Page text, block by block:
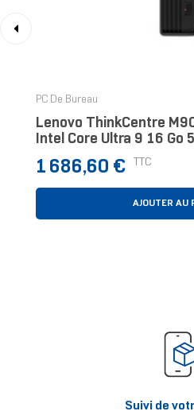
PC De Bureau
Lenovo ThinkCentre
Intel Core Ultra 9 16 Go
Prix
1 686,60 € TTC
AJOUTER AU
Suivi de